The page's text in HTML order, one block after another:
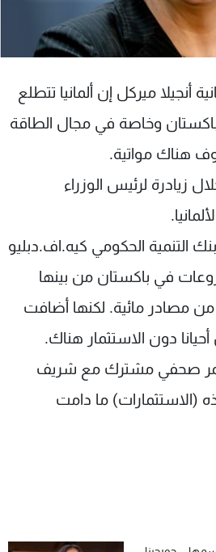
أنجيلا ميركل إن ألمانيا تتطلع
باكستان وخاصة في مجال الطاقة
هناك مواتية.
زيادرة لرئيس الوزراء
التنمية الحكومي كيه.اف.دبليو
في باكستان من بينها
مصادر مائية. لكنها أضافت
دون الاستثمار هناك.
صحفي مشترك مع شريف
(الاستثمارات) ما دامت
وظائف
شروط الإسـتخدام